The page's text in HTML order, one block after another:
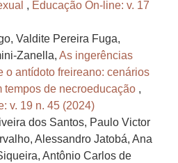
, Educação On-line: v. 17
Valdite Pereira Fuga,
Zanella, As ingerências
o antídoto freireano: cenários
tempos de necroeducação ,
v. 19 n. 45 (2024)
dos Santos, Paulo Victor
Alessandro Jatobá, Ana
Antônio Carlos de